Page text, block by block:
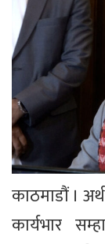
काठमाडौं ।
कार्यभार